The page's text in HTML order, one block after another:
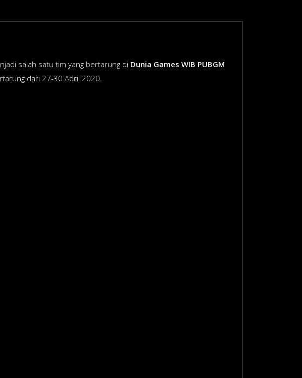
salah satu tim yang bertarung di Dunia Games WIB PUBGM
dari 27-30 April 2020.